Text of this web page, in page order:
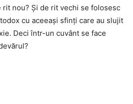
rit nou? Şi de rit vechi se folosesc
cu aceeaşi sfinţi care au slujit
Deci într-un cuvânt se face